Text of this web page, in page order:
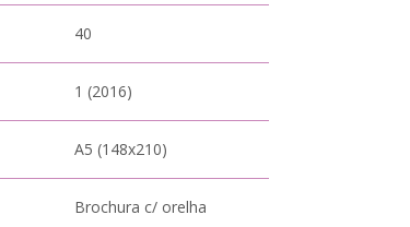
40
1 (2016)
A5 (148x210)
Brochura c/ orelha